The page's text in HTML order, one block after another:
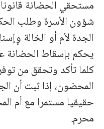
مستحقي الحضانة
شؤون الأسرة وطلب
الجدة لأم أو الخالة
يحكم بإسقاط الحضانة
كلما تأكد وتحقق من
المحضون، إذا ثبت أن
حقيقيا مستمرا مع أم
محرم.